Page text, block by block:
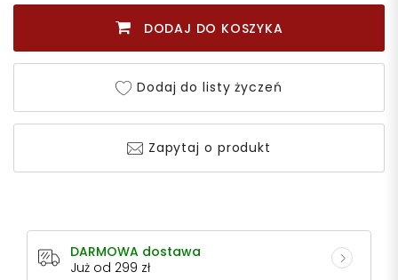
DODAJ DO KOSZYKA
Dodaj do listy życzeń
Zapytaj o produkt
DARMOWA dostawa
Już od 299 zł